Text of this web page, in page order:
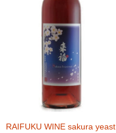
RAIFUKU WINE sakura yeast